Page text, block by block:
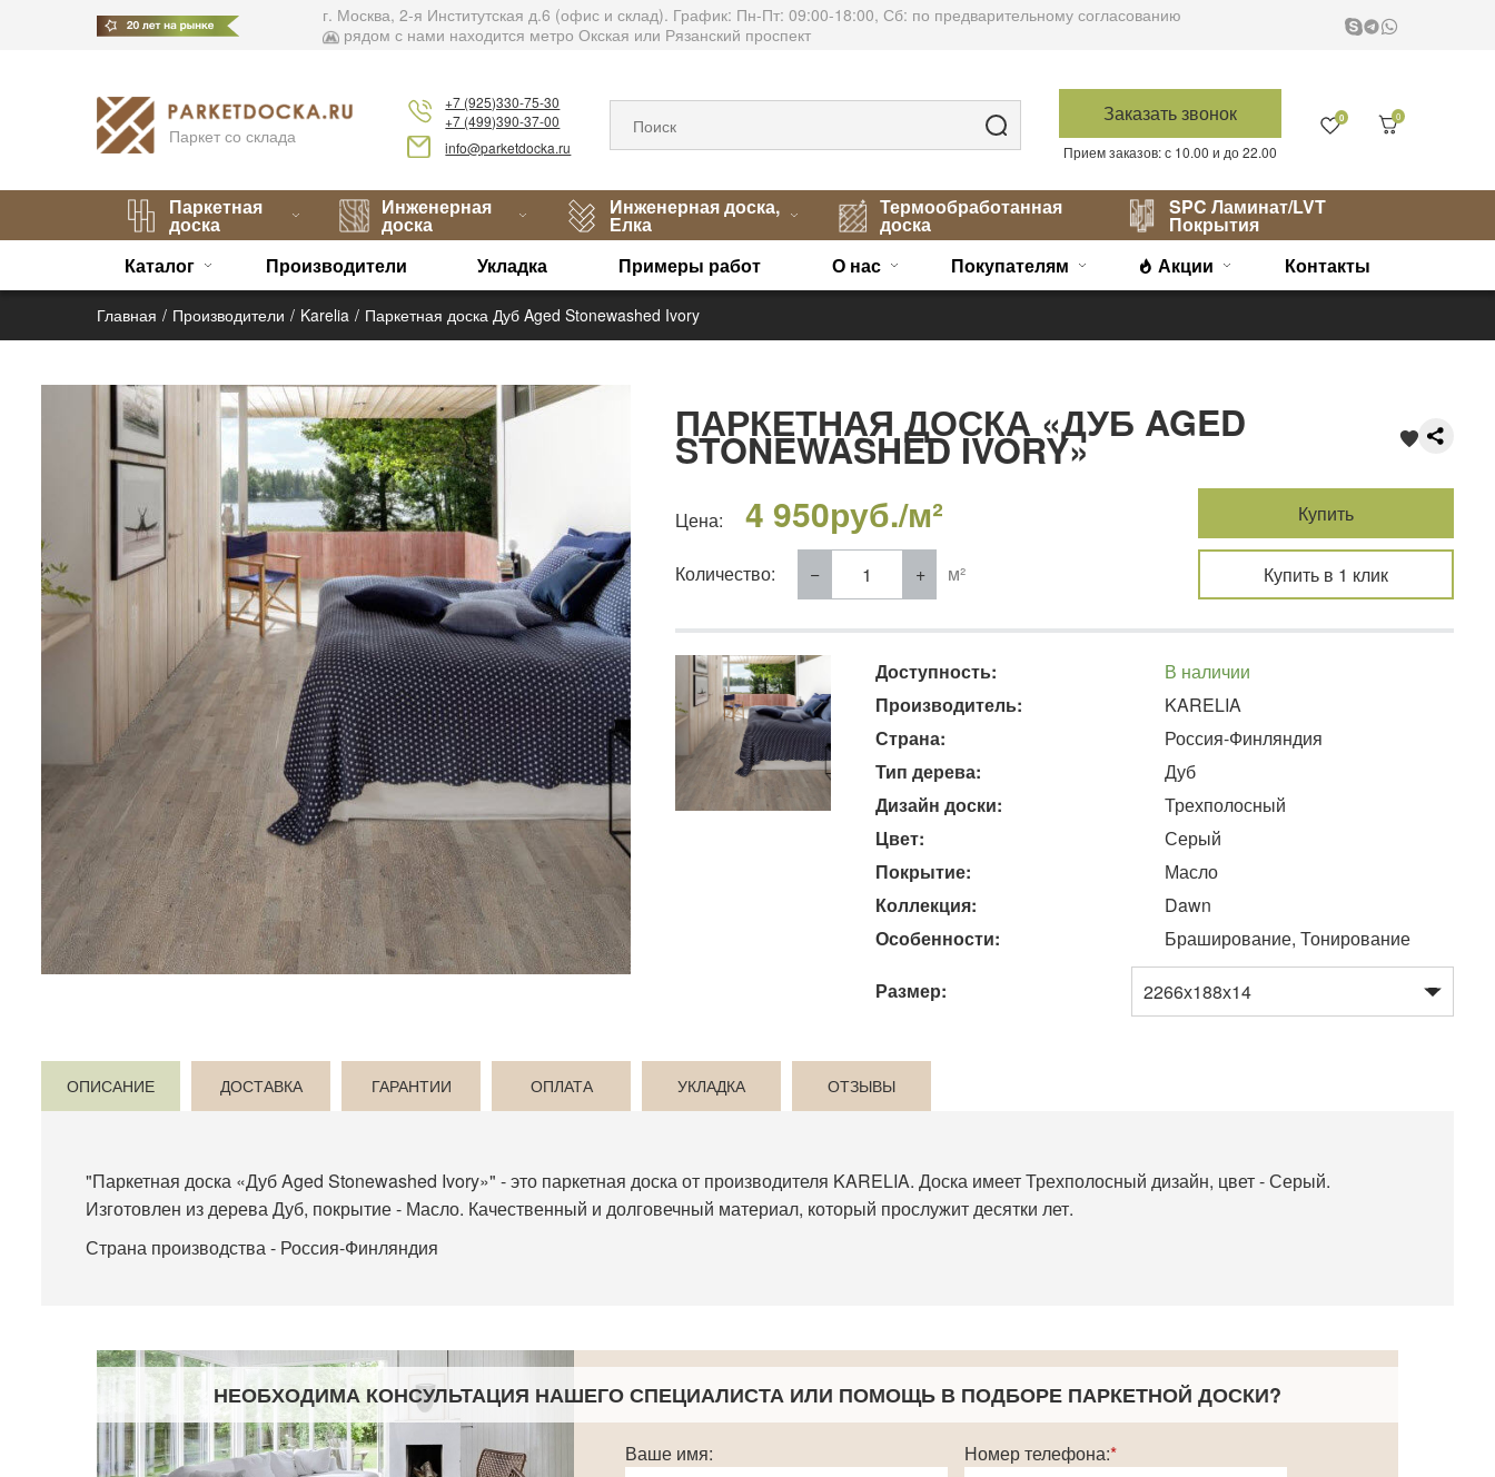
г. Москва, 2-я Институтская д.6 (офис и склад). График: Пн-Пт: 09:00-18:00, Сб: по предварительному согласованию
рядом с нами находится метро Окская или Рязанский проспект
Паркет со склада
+7 (925)330-75-30
+7 (499)390-37-00
info@parketdocka.ru
Заказать звонок
Прием заказов: с 10.00 и до 22.00
0 0
Паркетная
доска
Инженерная
доска
Инженерная доска,
Елка
Термообработанная
доска
SPC Ламинат/LVT
Покрытия
Каталог
Производители Укладка Примеры работ О нас Покупателям Акции Контакты
Главная Производители Karelia Паркетная доска Дуб Aged Stonewashed Ivory
ПАРКЕТНАЯ ДОСКА «ДУБ AGED
STONEWASHED IVORY»
Цена: 4 950руб./м²
Количество: м²
Купить
Купить в 1 клик
Доступность:
В наличии
Производитель:
KARELIA
Страна:
Россия-Финляндия
Тип дерева:
Дуб
Дизайн доски:
Трехполосный
Цвет:
Серый
Покрытие:
Масло
Коллекция:
Dawn
Особенности:
Браширование, Тонирование
Размер:
ОПИСАНИЕ ДОСТАВКА ГАРАНТИИ ОПЛАТА УКЛАДКА ОТЗЫВЫ
"Паркетная доска «Дуб Aged Stonewashed Ivory»" - это паркетная доска от производителя KARELIA. Доска имеет Трехполосный дизайн, цвет - Серый.
Изготовлен из дерева Дуб, покрытие - Масло. Качественный и долговечный материал, который прослужит десятки лет.
Страна производства - Россия-Финляндия
НЕОБХОДИМА КОНСУЛЬТАЦИЯ НАШЕГО СПЕЦИАЛИСТА ИЛИ ПОМОЩЬ В ПОДБОРЕ ПАРКЕТНОЙ ДОСКИ?
Ваше имя: Номер телефона:*